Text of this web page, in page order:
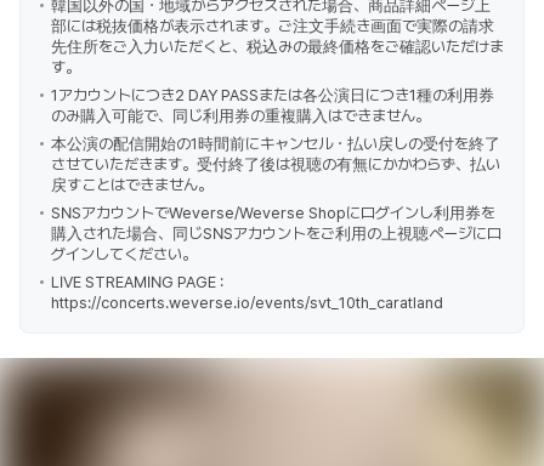
韓国以外の国・地域からアクセスされた場合、商品詳細ページ上
部には税抜価格が表示されます。ご注文手続き画面で実際の請求
先住所をご入力いただくと、税込みの最終価格をご確認いただけま
す。
1アカウントにつき2 DAY PASSまたは各公演日につき1種の利用券
のみ購入可能で、同じ利用券の重複購入はできません。
本公演の配信開始の1時間前にキャンセル・払い戻しの受付を終了
させていただきます。受付終了後は視聴の有無にかかわらず、払い
戻すことはできません。
SNSアカウントでWeverse/Weverse Shopにログインし利用券を
購入された場合、同じSNSアカウントをご利用の上視聴ページにロ
グインしてください。
LIVE STREAMING PAGE :
https://concerts.weverse.io/events/svt_10th_caratland